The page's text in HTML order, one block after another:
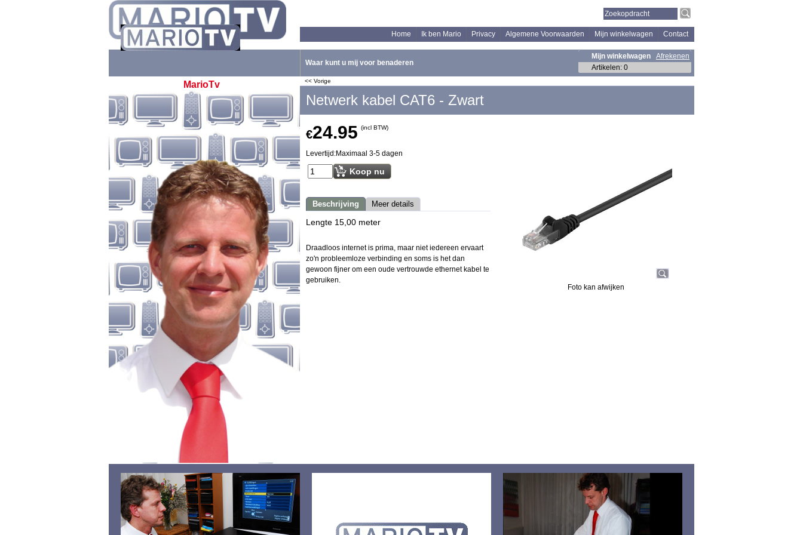
Home Ik ben Mario Privacy Algemene Voorwaarden Mijn winkelwagen Contact
Waar kunt u mij voor benaderen
<< Vorige
Netwerk kabel CAT6 - Zwart
Foto kan afwijken
€24.95 (incl BTW)
Levertijd:Maximaal 3-5 dagen
Koop nu
Beschrijving Meer details
Lengte 15,00 meter
Draadloos internet is prima, maar niet iedereen ervaart
zo'n probleemloze verbinding en soms is het dan
gewoon fijner om een oude vertrouwde ethernet kabel te
gebruiken.
MarioTv
Afrekenen
Mijn winkelwagen
Artikelen: 0